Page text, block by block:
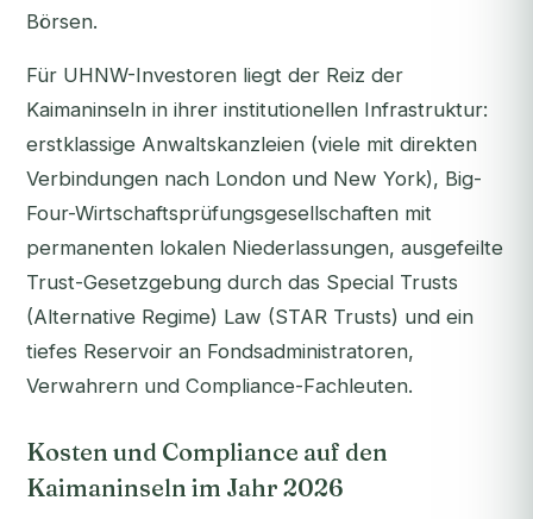
Börsen.
Für UHNW-Investoren liegt der Reiz der
Kaimaninseln in ihrer institutionellen Infrastruktur:
erstklassige Anwaltskanzleien (viele mit direkten
Verbindungen nach London und New York), Big-
Four-Wirtschaftsprüfungsgesellschaften mit
permanenten lokalen Niederlassungen, ausgefeilte
Trust-Gesetzgebung durch das Special Trusts
(Alternative Regime) Law (STAR Trusts) und ein
tiefes Reservoir an Fondsadministratoren,
Verwahrern und Compliance-Fachleuten.
Kosten und Compliance auf den
Kaimaninseln im Jahr 2026